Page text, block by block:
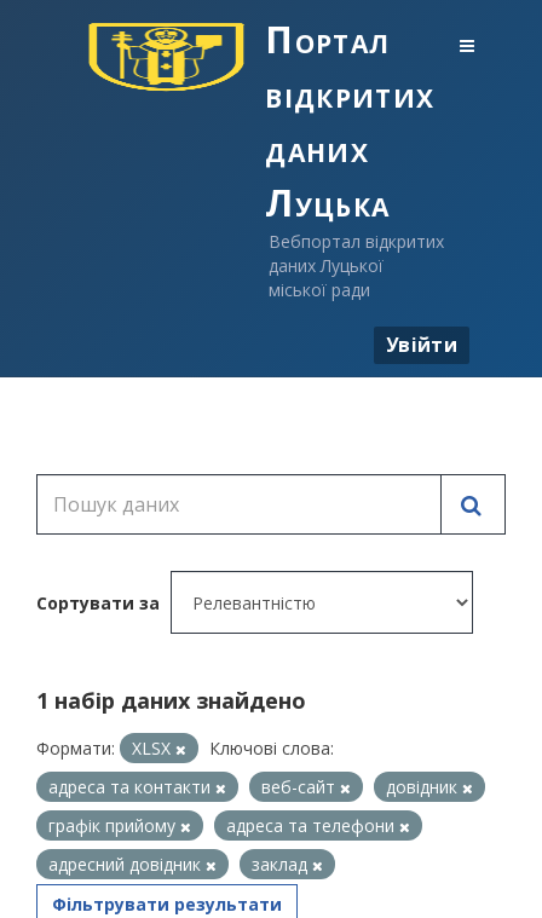
Портал
відкритих
даних
Луцька
Вебпортал відкритих
даних Луцької
міської ради
Увійти
Сортувати за
1 набір даних знайдено
Формати: XLSX
Ключові слова:
адреса та контакти
веб-сайт
довідник
графік прийому
адреса та телефони
адресний довідник
заклад
Фільтрувати результати